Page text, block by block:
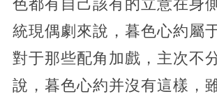
色都有自己該有的立意在身
統現偶劇來說，暮色心約屬
對于那些配角加戲，主次不
說，暮色心約并沒有這樣，